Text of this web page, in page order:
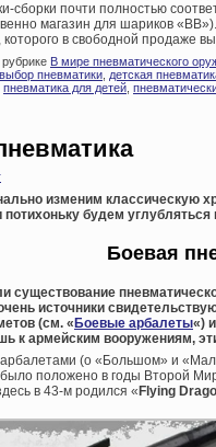
сборки почти полностью
магазин для шариков
в свободной продаже
В мире пневматического
выбор пневматики детская
пневматика для детей
изменим классическую
потихоньку будем углубляться
Боевая
существование
источники
(см. « Боевые арбалеты«)
к армейским вооружениям,
арбалетами (о «Большом» и
было положено в годы Второй
в 43-м родился « Flying